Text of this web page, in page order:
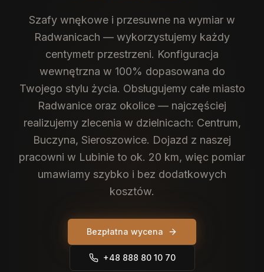
Szafy wnękowe i przesuwne na wymiar w
Radwanicach — wykorzystujemy każdy
centymetr przestrzeni. Konfiguracja
wewnętrzna w 100% dopasowana do
Twojego stylu życia. Obsługujemy całe miasto
Radwanice oraz okolice — najczęściej
realizujemy zlecenia w dzielnicach: Centrum,
Buczyna, Sieroszowice. Dojazd z naszej
pracowni w Lubinie to ok. 20 km, więc pomiar
umawiamy szybko i bez dodatkowych
kosztów.
Bezpłatna wycena
+48 888 80 10 70